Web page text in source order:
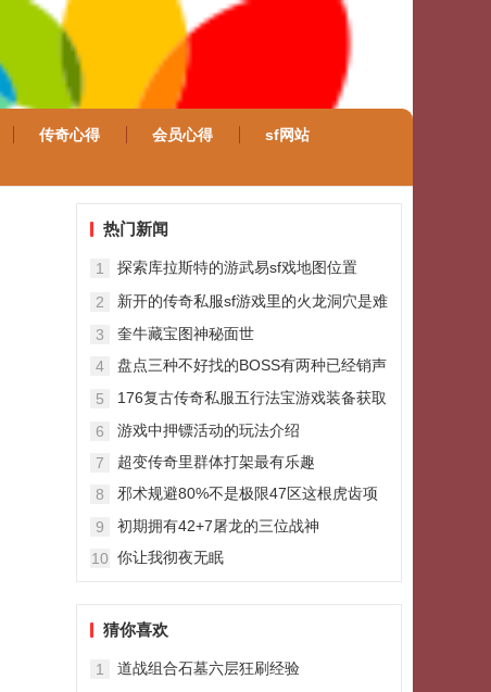
传奇心得 会员心得
sf网站
热门新闻
1
探索库拉斯特的游武易sf戏地图位置
2
新开的传奇私服sf游戏里的火龙洞穴是难
3
奎牛藏宝图神秘面世
4
盘点三种不好找的BOSS有两种已经销声
5
176复古传奇私服五行法宝游戏装备获取
6
游戏中押镖活动的玩法介绍
7
超变传奇里群体打架最有乐趣
8
邪术规避80%不是极限47区这根虎齿项
9
初期拥有42+7屠龙的三位战神
10 你让我彻夜无眠
猜你喜欢
1
道战组合石墓六层狂刷经验